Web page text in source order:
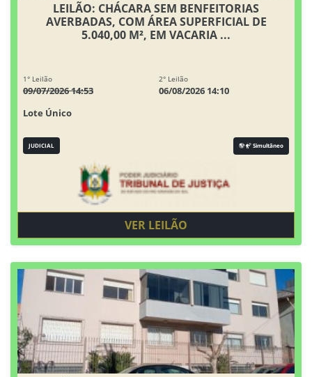
LEILÃO: CHÁCARA SEM BENFEITORIAS
AVERBADAS, COM ÁREA SUPERFICIAL DE
5.040,00 M², EM VACARIA ...
1° Leilão
09/07/2026 14:53
2° Leilão
06/08/2026 14:10
Lote Único
JUDICIAL Simultâneo
VER LEILÃO